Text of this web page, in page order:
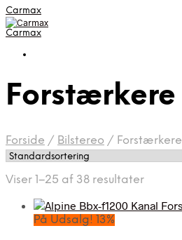
Carmax
Carmax
Forstærkere
Forside / Bilstereo / Forstærkere
Viser 1–25 af 38 resultater
På Udsalg! 13%